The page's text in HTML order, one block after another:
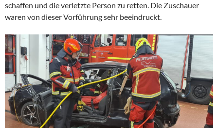
schaffen und die verletzte Person zu retten. Die Zuschauer
waren von dieser Vorführung sehr beeindruckt.